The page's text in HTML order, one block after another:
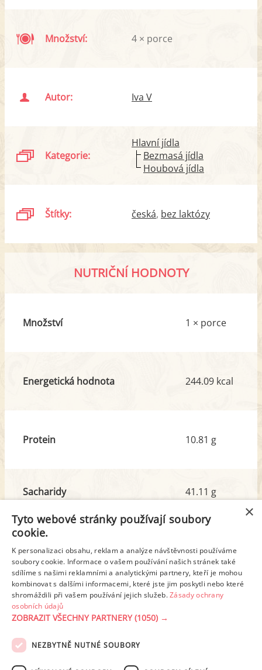
Množství: 4 × porce
Autor: Iva V
Kategorie:
Hlavní jídla
Bezmasá jídla
Houbová jídla
Štítky: česká bez laktózy
NUTRIČNÍ HODNOTY
Množství 1 × porce
Energetická hodnota 244.09 kcal
Protein 10.81 g
Sacharidy
z toho cukr
41.11 g
9.61 g
Tuk
z toho nas. mastné kyseliny
1.62 g
0.33 g
Detailní rozpis
×
Tyto webové stránky používají soubory
cookie.
K personalizaci obsahu, reklam a analýze návštěvnosti používáme
soubory cookie. Informace o vašem používání našich stránek také
sdílíme s našimi reklamními a analytickými partnery, kteří je mohou
kombinovat s dalšími informacemi, které jste jim poskytli nebo které
shromáždili při vašem používání jejich služeb.Zásady ochrany
osobních údajů
ZOBRAZIT VŠECHNY PARTNERY(1050) →
NEZBYTNĚ NUTNÉ SOUBORY